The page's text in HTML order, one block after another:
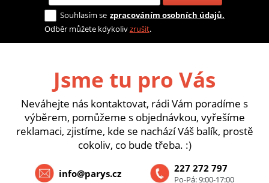
Souhlasím se zpracováním osobních údajů.
Odběr můžete kdykolivzrušit.
Jsme tu pro Vás
Neváhejte nás kontaktovat, rádi Vám poradíme s
výběrem, pomůžeme s objednávkou, vyřešíme
reklamaci, zjistíme, kde se nachází Váš balík, prostě
cokoliv, co bude třeba. :)
227 272 797
Po-Pá: 9:00-17:00
info@parys.cz